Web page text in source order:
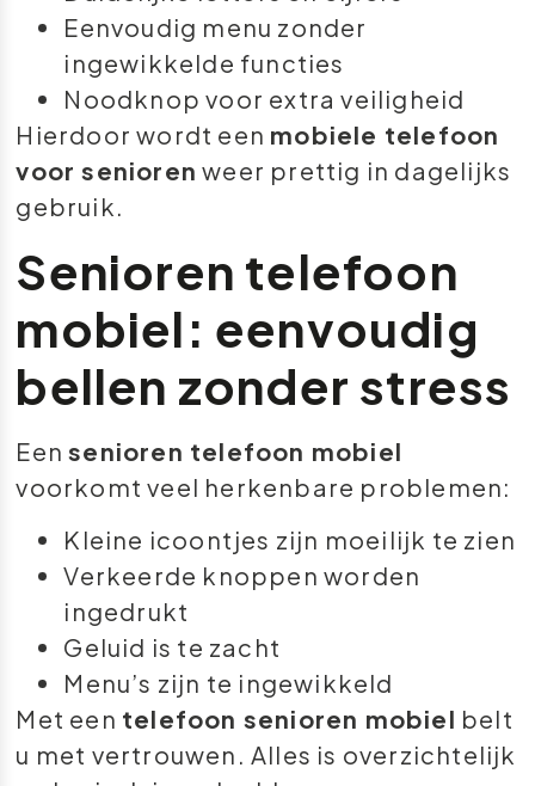
Eenvoudig menu zonder
ingewikkelde functies
Noodknop voor extra veiligheid
Hierdoor wordt een mobiele telefoon
voor senioren weer prettig in dagelijks
gebruik.
Senioren telefoon
mobiel: eenvoudig
bellen zonder stress
Eensenioren telefoon mobiel
voorkomt veel herkenbare problemen:
Kleine icoontjes zijn moeilijk te zien
Verkeerde knoppen worden
ingedrukt
Geluid is te zacht
Menu’s zijn te ingewikkeld
Met een telefoon senioren mobiel belt
u met vertrouwen. Alles is overzichtelijk